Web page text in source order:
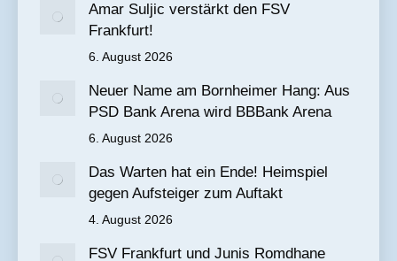
Amar Suljic verstärkt den FSV
Frankfurt!
6. August 2026
Neuer Name am Bornheimer Hang: Aus
PSD Bank Arena wird BBBank Arena
6. August 2026
Das Warten hat ein Ende! Heimspiel
gegen Aufsteiger zum Auftakt
4. August 2026
FSV Frankfurt und Junis Romdhane